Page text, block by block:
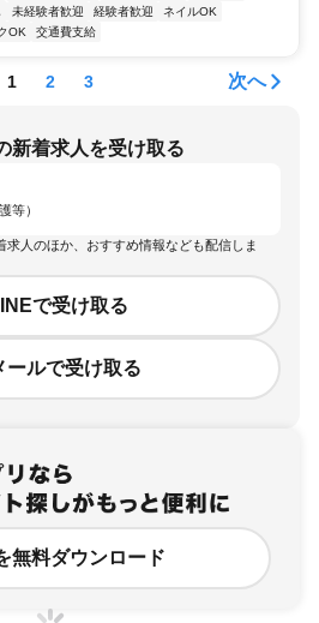
未経験者歓迎 経験者歓迎
ネイルOK
OK 交通費支給
1 2 3 次へ
新着求人を受け取る
等）
求人のほか、おすすめ情報なども配信しま
で受け取る
ールで受け取る
無料ダウンロード